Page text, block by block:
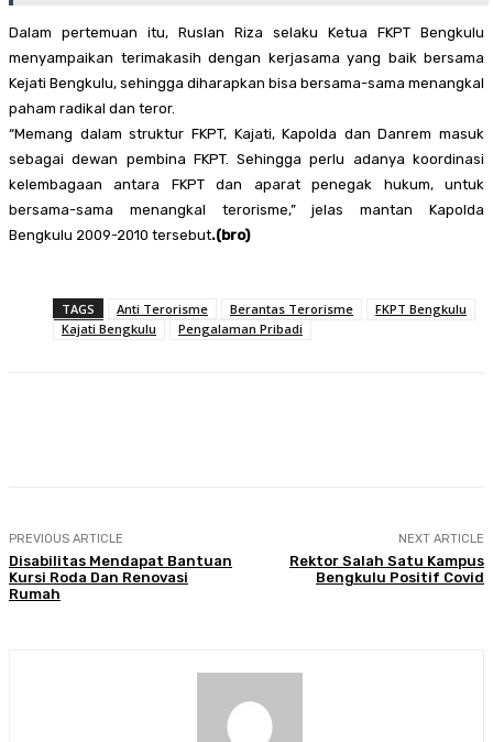
Dalam pertemuan itu, Ruslan Riza selaku Ketua FKPT Bengkulu
menyampaikan terimakasih dengan kerjasama yang baik bersama
Kejati Bengkulu, sehingga diharapkan bisa bersama-sama menangkal
paham radikal dan teror.
“Memang dalam struktur FKPT, Kajati, Kapolda dan Danrem masuk
sebagai dewan pembina FKPT. Sehingga perlu adanya koordinasi
kelembagaan antara FKPT dan aparat penegak hukum, untuk
bersama-sama menangkal terorisme,” jelas mantan Kapolda
Bengkulu 2009-2010 tersebut.(bro)
TAGS Anti Terorisme Berantas Terorisme
FKPT Bengkulu
Kajati Bengkulu
Pengalaman Pribadi
PREVIOUS ARTICLE
Disabilitas Mendapat Bantuan
Kursi Roda Dan Renovasi
Rumah
NEXT ARTICLE
Rektor Salah Satu Kampus
Bengkulu Positif Covid